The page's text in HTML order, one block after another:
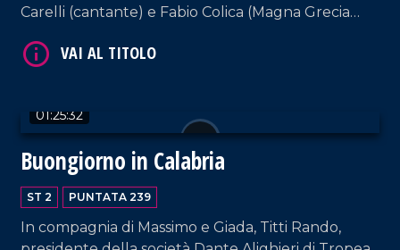
Carelli (cantante) e Fabio Colica (Magna Grecia
da non perdere.
01:25:32
Buongiorno in Calabria
ST 2 PUNTATA 239
In compagnia di Massimo e Giada, Titti Rando,
VAI AL TITOLO